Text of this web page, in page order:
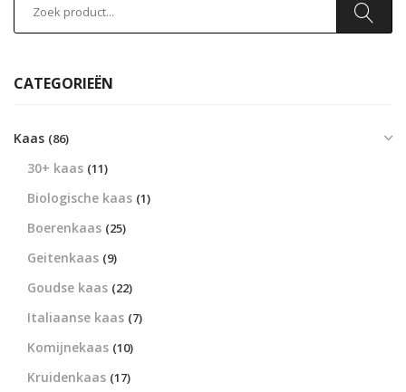
CATEGORIEËN
Kaas (86)
30+ kaas (11)
Biologische kaas (1)
Boerenkaas (25)
Geitenkaas (9)
Goudse kaas (22)
Italiaanse kaas (7)
Komijnekaas (10)
Kruidenkaas (17)